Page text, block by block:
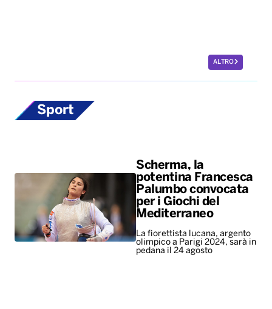
ALTRO
Sport
Scherma, la
potentina Francesca
Palumbo convocata
per i Giochi del
Mediterraneo
La fiorettista lucana, argento
olimpico a Parigi 2024, sarà in
pedana il 24 agosto